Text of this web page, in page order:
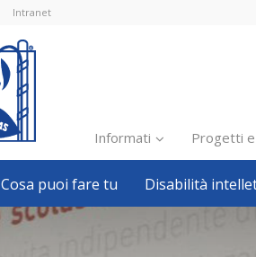
Intranet
Informati Progetti e
Cosa puoi fare tu Disabilità